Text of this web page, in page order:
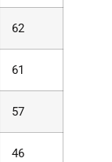
62
61
57
46